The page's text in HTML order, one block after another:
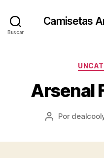
Buscar
Camisetas
Arsenal
Autor
Por